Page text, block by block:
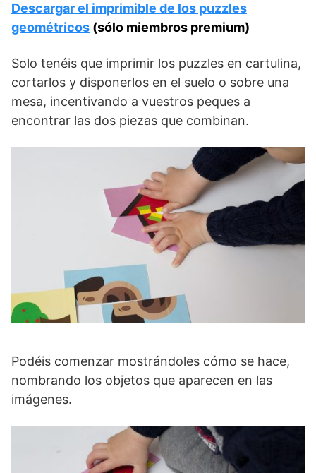
Descargar el imprimible de los puzzles
geométricos (sólo miembros premium)
Solo tenéis que imprimir los puzzles en cartulina,
cortarlos y disponerlos en el suelo o sobre una
mesa, incentivando a vuestros peques a
encontrar las dos piezas que combinan.
Podéis comenzar mostrándoles cómo se hace,
nombrando los objetos que aparecen en las
imágenes.